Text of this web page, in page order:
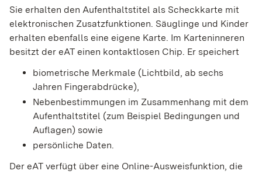
Sie erhalten den Aufenthaltstitel als Scheckkarte mit
elektronischen Zusatzfunktionen. Säuglinge und Kinder
erhalten ebenfalls eine eigene Karte. Im Karteninneren
besitzt der eAT einen kontaktlosen Chip. Er speichert
biometrische Merkmale (Lichtbild, ab sechs
Jahren Fingerabdrücke),
Nebenbestimmungen im Zusammenhang mit dem
Aufenthaltstitel (zum Beispiel Bedingungen und
Auflagen) sowie
persönliche Daten.
Der eAT verfügt über eine Online-Ausweisfunktion, die